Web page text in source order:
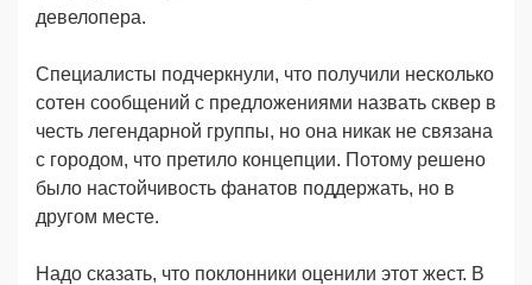
девелопера.
Специалисты подчеркнули, что получили несколько
сотен сообщений с предложениями назвать сквер в
честь легендарной группы, но она никак не связана
с городом, что претило концепции. Потому решено
было настойчивость фанатов поддержать, но в
другом месте.
Надо сказать, что поклонники оценили этот жест. В